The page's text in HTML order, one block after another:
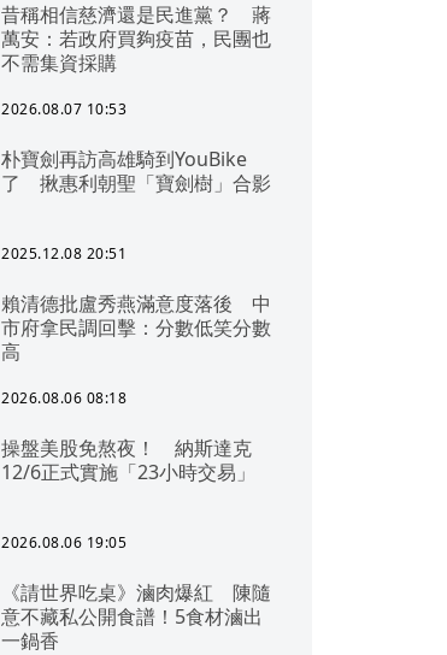
昔稱相信慈濟還是民進黨？ 蔣
萬安：若政府買夠疫苗，民團也
不需集資採購
2026.08.07 10:53
朴寶劍再訪高雄騎到YouBike
了 揪惠利朝聖「寶劍樹」合影
2025.12.08 20:51
賴清德批盧秀燕滿意度落後 中
市府拿民調回擊：分數低笑分數
高
2026.08.06 08:18
操盤美股免熬夜！ 納斯達克
12/6正式實施「23小時交易」
2026.08.06 19:05
《請世界吃桌》滷肉爆紅 陳隨
意不藏私公開食譜！5食材滷出
一鍋香